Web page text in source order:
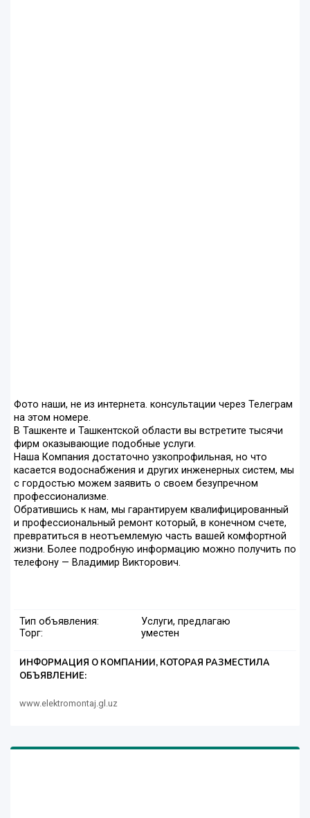
Фото наши, не из интернета. консультации через Телеграм
на этом номере.
В Ташкенте и Ташкентской области вы встретите тысячи
фирм оказывающие подобные услуги.
Наша Компания достаточно узкопрофильная, но что
касается водоснабжения и других инженерных систем, мы
с гордостью можем заявить о своем безупречном
профессионализме.
Обратившись к нам, мы гарантируем квалифицированный
и профессиональный ремонт который, в конечном счете,
превратиться в неотъемлемую часть вашей комфортной
жизни. Более подробную информацию можно получить по
телефону — Владимир Викторович.
Тип объявления:
Услуги, предлагаю
Торг:
уместен
ИНФОРМАЦИЯ О КОМПАНИИ, КОТОРАЯ РАЗМЕСТИЛА
ОБЪЯВЛЕНИЕ:
www.elektromontaj.gl.uz